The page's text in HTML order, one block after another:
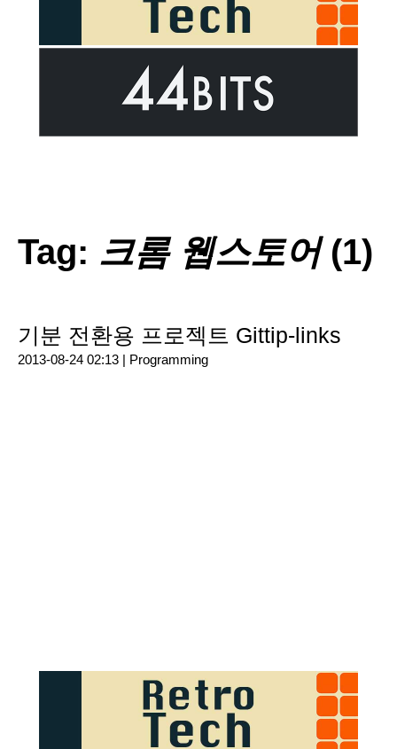
Tag: 크롬 웹스토어(1)
기분 전환용 프로젝트 Gittip-links
2013-08-24 02:13 | Programming